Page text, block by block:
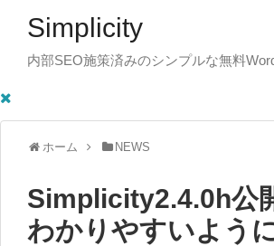
Simplicity
内部SEO施策済みのシンプルな無料
ホーム NEWS
Simplicity2.4.0h公
わかりやすいよう